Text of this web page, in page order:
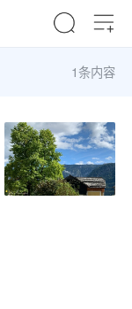
1条内容